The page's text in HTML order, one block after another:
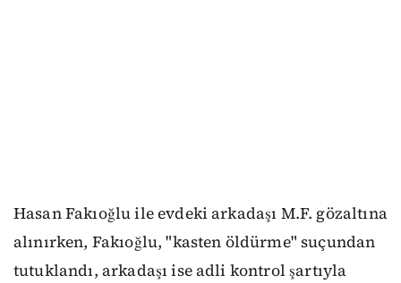
Hasan Fakıoğlu ile evdeki arkadaşı M.F. gözaltına
alınırken, Fakıoğlu, "kasten öldürme" suçundan
tutuklandı, arkadaşı ise adli kontrol şartıyla